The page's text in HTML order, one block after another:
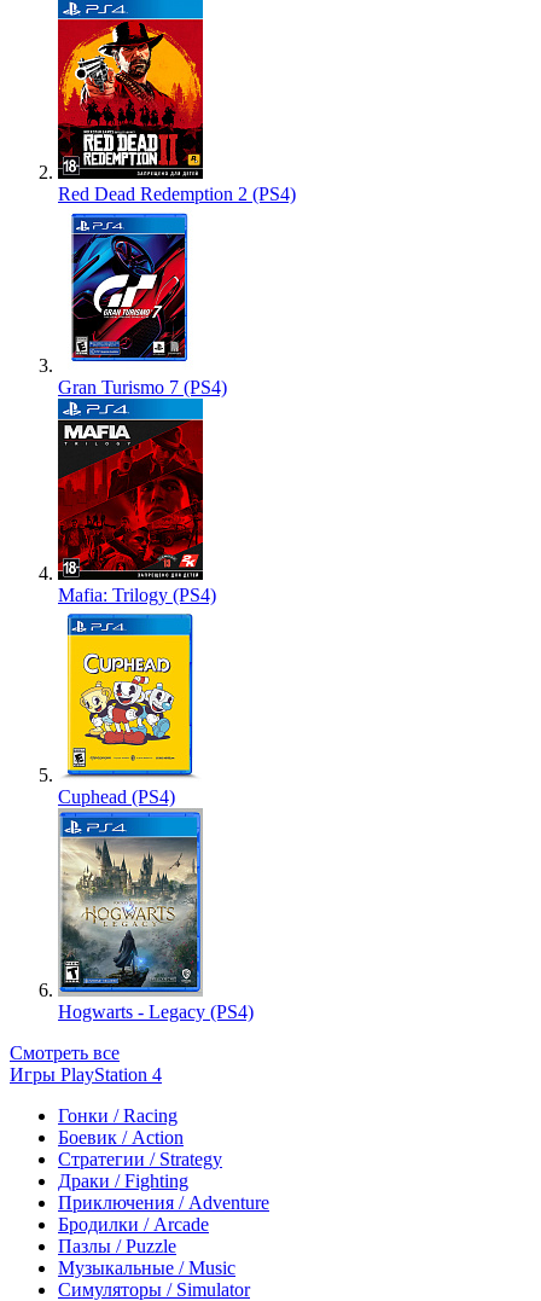
Red Dead Redemption 2 (PS4)
Gran Turismo 7 (PS4)
Mafia: Trilogy (PS4)
Cuphead (PS4)
Hogwarts - Legacy (PS4)
Смотреть все
Игры PlayStation 4
Гонки / Racing
Боевик / Action
Стратегии / Strategy
Драки / Fighting
Приключения / Adventure
Бродилки / Arcade
Пазлы / Puzzle
Музыкальные / Music
Симуляторы / Simulator